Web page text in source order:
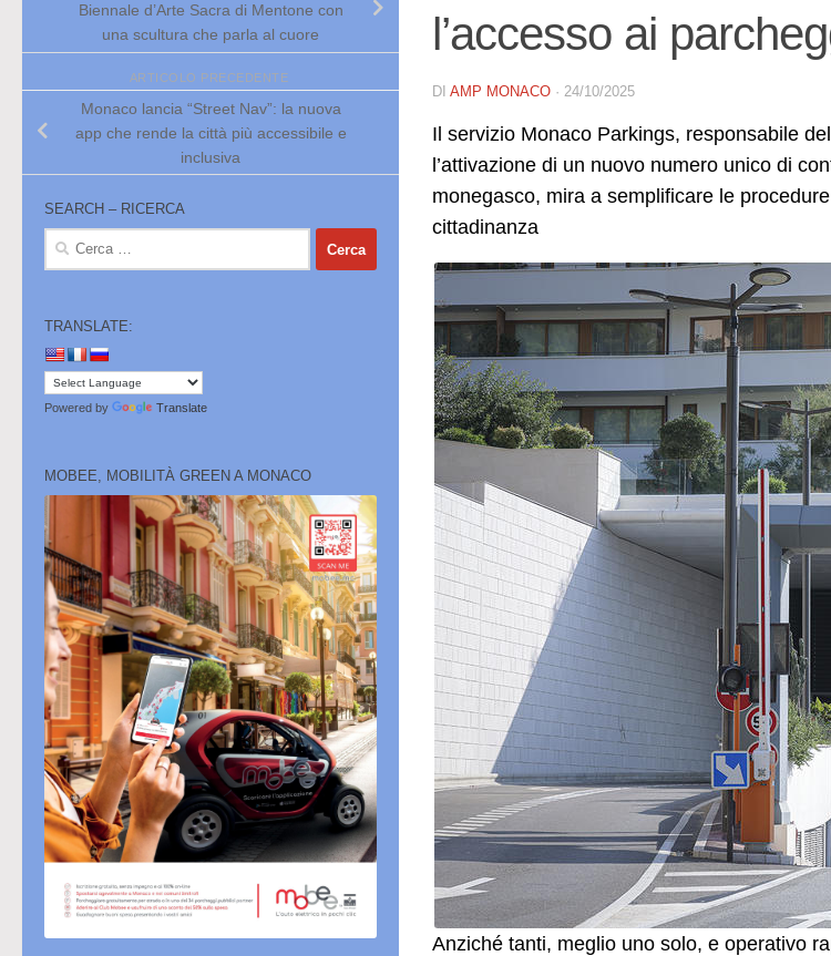
l’accesso ai
DI AMP MONACO · 24/10/2025
Il servizio Monaco Parkings, responsabile
l’attivazione di un nuovo numero unico di
monegasco, mira a semplificare le
cittadinanza
Anziché tanti, meglio uno solo, e operativo
Biennale d’Arte Sacra di Mentone con
una scultura che parla al cuore
ARTICOLO PRECEDENTE
Monaco lancia “Street Nav”: la nuova
app che rende la città più accessibile e
inclusiva
SEARCH – RICERCA
Ricerca
TRANSLATE:
Powered by Translate
MOBEE, MOBILITÀ GREEN A MONACO